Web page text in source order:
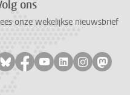
ons
onze wekelijkse nieuwsbrief
Volg ons op bluesky
Volg ons op facebook
Volg ons op
Volg ons op
Volg ons
Volg